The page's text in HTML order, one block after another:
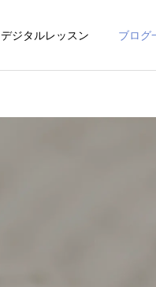
デジタルレッスン ブログ